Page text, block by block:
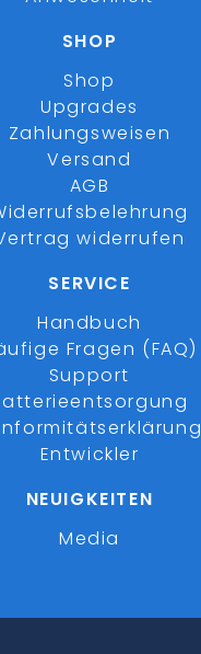
SHOP
Shop
Upgrades
Zahlungsweisen
Versand
AGB
widerrufen
SERVICE
Handbuch
Fragen (FAQ)
Support
Entwickler
NEUIGKEITEN
Media